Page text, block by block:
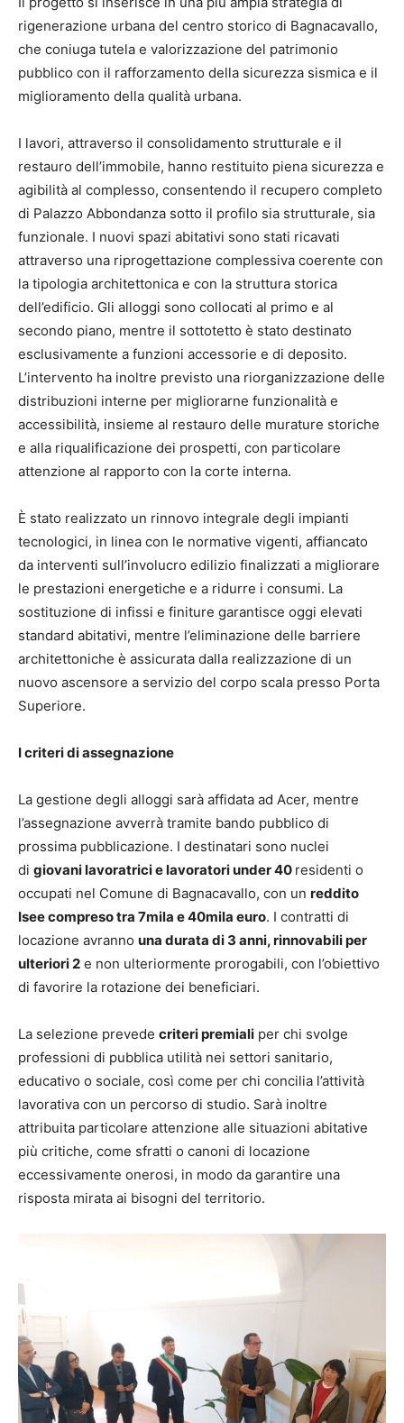
rigenerazione urbana del centro storico di Bagnacavallo,
che coniuga tutela e valorizzazione del patrimonio
pubblico con il rafforzamento della sicurezza sismica e il
miglioramento della qualità urbana.
I lavori, attraverso il consolidamento strutturale e il
restauro dell’immobile, hanno restituito piena sicurezza e
agibilità al complesso, consentendo il recupero completo
di Palazzo Abbondanza sotto il profilo sia strutturale, sia
funzionale. I nuovi spazi abitativi sono stati ricavati
attraverso una riprogettazione complessiva coerente con
la tipologia architettonica e con la struttura storica
dell’edificio. Gli alloggi sono collocati al primo e al
secondo piano, mentre il sottotetto è stato destinato
esclusivamente a funzioni accessorie e di deposito.
L’intervento ha inoltre previsto una riorganizzazione delle
distribuzioni interne per migliorarne funzionalità e
accessibilità, insieme al restauro delle murature storiche
e alla riqualificazione dei prospetti, con particolare
attenzione al rapporto con la corte interna.
È stato realizzato un rinnovo integrale degli impianti
tecnologici, in linea con le normative vigenti, affiancato
da interventi sull’involucro edilizio finalizzati a migliorare
le prestazioni energetiche e a ridurre i consumi. La
sostituzione di infissi e finiture garantisce oggi elevati
standard abitativi, mentre l’eliminazione delle barriere
architettoniche è assicurata dalla realizzazione di un
nuovo ascensore a servizio del corpo scala presso Porta
Superiore.
I criteri di assegnazione
La gestione degli alloggi sarà affidata ad Acer, mentre
l’assegnazione avverrà tramite bando pubblico di
prossima pubblicazione. I destinatari sono nuclei
di giovani lavoratrici e lavoratori under 40 residenti o
occupati nel Comune di Bagnacavallo, con un reddito
Isee compreso tra 7mila e 40mila euro. I contratti di
locazione avranno una durata di 3 anni, rinnovabili per
ulteriori 2 e non ulteriormente prorogabili, con l’obiettivo
di favorire la rotazione dei beneficiari.
La selezione prevede criteri premiali per chi svolge
professioni di pubblica utilità nei settori sanitario,
educativo o sociale, così come per chi concilia l’attività
lavorativa con un percorso di studio. Sarà inoltre
attribuita particolare attenzione alle situazioni abitative
più critiche, come sfratti o canoni di locazione
eccessivamente onerosi, in modo da garantire una
risposta mirata ai bisogni del territorio.